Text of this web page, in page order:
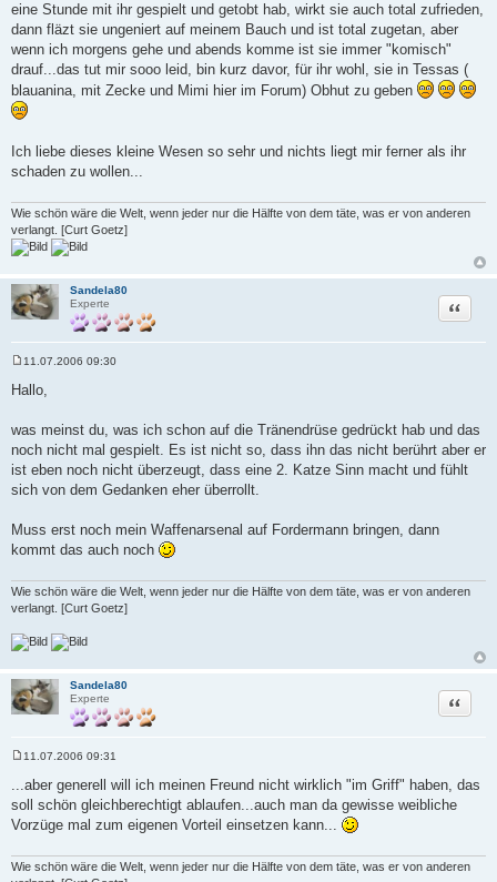
eine Stunde mit ihr gespielt und getobt hab, wirkt sie auch total zufrieden,
dann fläzt sie ungeniert auf meinem Bauch und ist total zugetan, aber
wenn ich morgens gehe und abends komme ist sie immer "komisch"
drauf...das tut mir sooo leid, bin kurz davor, für ihr wohl, sie in Tessas (
blauanina, mit Zecke und Mimi hier im Forum) Obhut zu geben
Ich liebe dieses kleine Wesen so sehr und nichts liegt mir ferner als ihr
schaden zu wollen...
Wie schön wäre die Welt, wenn jeder nur die Hälfte von dem täte, was er von anderen
verlangt. [Curt Goetz]
Sandela80
Experte
Zitat
e
i
r
a
g
11.07.2006 09:30
Hallo,
was meinst du, was ich schon auf die Tränendrüse gedrückt hab und das
noch nicht mal gespielt. Es ist nicht so, dass ihn das nicht berührt aber er
ist eben noch nicht überzeugt, dass eine 2. Katze Sinn macht und fühlt
sich von dem Gedanken eher überrollt.
Muss erst noch mein Waffenarsenal auf Fordermann bringen, dann
kommt das auch noch
Wie schön wäre die Welt, wenn jeder nur die Hälfte von dem täte, was er von anderen
verlangt. [Curt Goetz]
Sandela80
Experte
Zitat
e
t
r
a
11.07.2006 09:31
...aber generell will ich meinen Freund nicht wirklich "im Griff" haben, das
soll schön gleichberechtigt ablaufen...auch man da gewisse weibliche
Vorzüge mal zum eigenen Vorteil einsetzen kann...
Wie schön wäre die Welt, wenn jeder nur die Hälfte von dem täte, was er von anderen